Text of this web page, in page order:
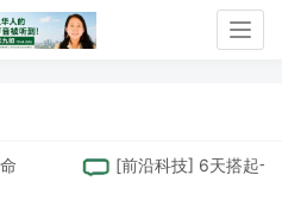
[前沿科技] 6天搭起一栋